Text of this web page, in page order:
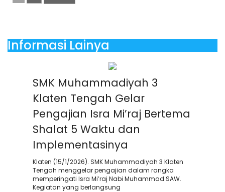
Informasi Lainya
SMK Muhammadiyah 3
Klaten Tengah Gelar
Pengajian Isra Mi’raj Bertema
Shalat 5 Waktu dan
Implementasinya
Klaten (15/1/2026). SMK Muhammadiyah 3 Klaten
Tengah menggelar pengajian dalam rangka
memperingati Isra Mi’raj Nabi Muhammad SAW.
Kegiatan yang berlangsung